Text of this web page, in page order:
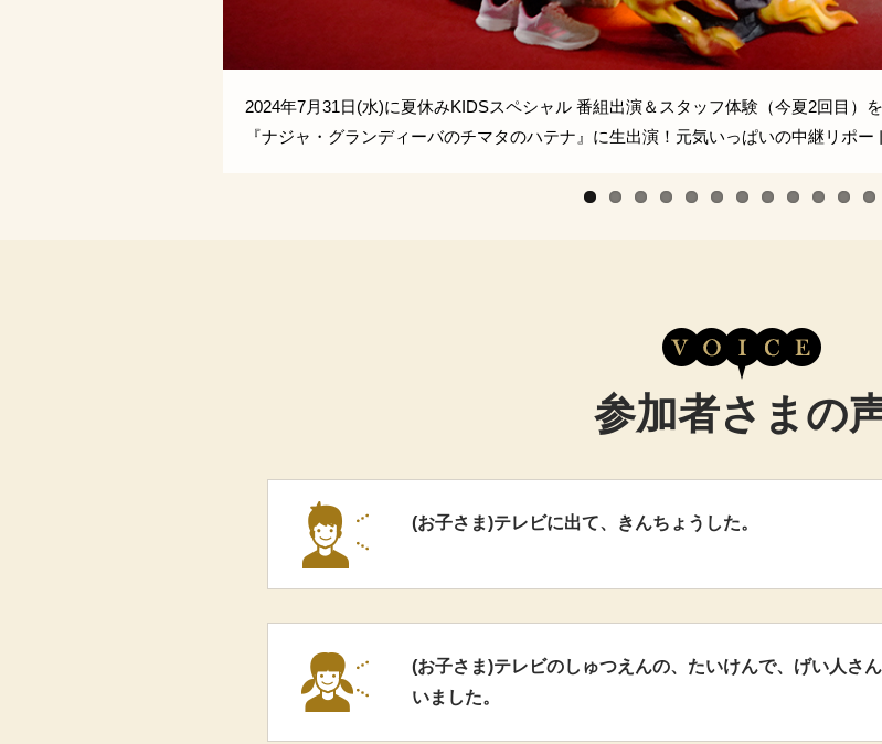
2024年7月31日(水)に夏休みKIDSスペシャル 番組出演＆スタッフ体験（今夏2回目）
『ナジャ・グランディーバのチマタのハテナ』に生出演！元気いっぱいの中継リポー
参加者さまの
(お子さま)テレビに出て、きんちょうした。
(お子さま)テレビのしゅつえんの、たいけんで、げい人さ
いました。